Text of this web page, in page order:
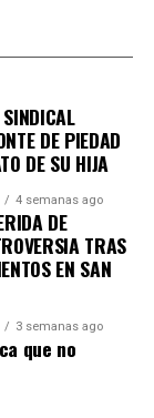
la suspensión
– Capo
va de Indios
en el tramo
a Dr.
.
Sur de la
de la
exigen que
DE PIEDAD
DE SU HIJA
4 semanas ago
DE
TRAS
EN SAN
3 semanas ago
que no